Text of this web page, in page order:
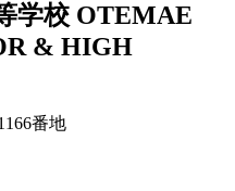
学校 OTEMAE
& HIGH
番地